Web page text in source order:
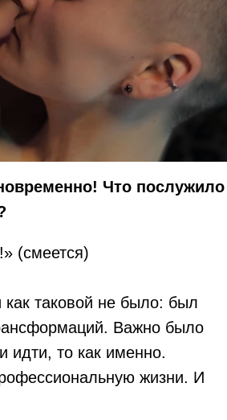
Что послужило
(смеется)
таковой не было: был
Важно было
идти, то как именно.
жизни. И